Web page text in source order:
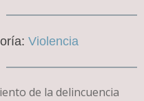
Violencia
de la delincuencia